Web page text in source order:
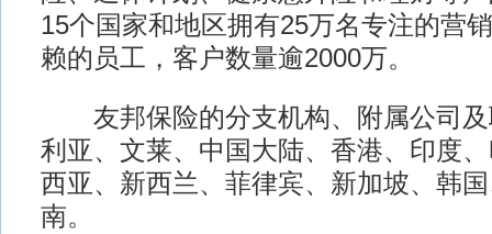
15个国家和地区拥有25万名专注的营
赖的员工，客户数量逾2000万。
友邦保险的分支机构、附属公司及
利亚、文莱、中国大陆、香港、印度
西亚、新西兰、菲律宾、新加坡、韩
南。